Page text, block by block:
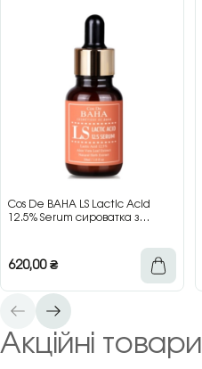
Cos De BAHA LS Lactic Acid
12.5% Serum сироватка з
620,00₴
Акційні товари